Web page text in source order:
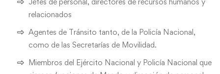
relacionados
Agentes de Tránsito tanto, de la Policía Nacional,
como de las Secretarías de Movilidad.
Miembros del Ejército Nacional y Policía Nacional que